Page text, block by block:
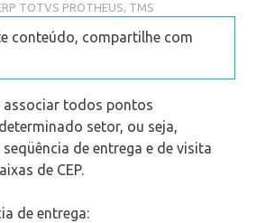
TOTVS PROTHEUS, TMS
conteúdo, compartilhe com
associar todos pontos
setor, ou seja,
de entrega e de visita
de CEP.
de entrega: